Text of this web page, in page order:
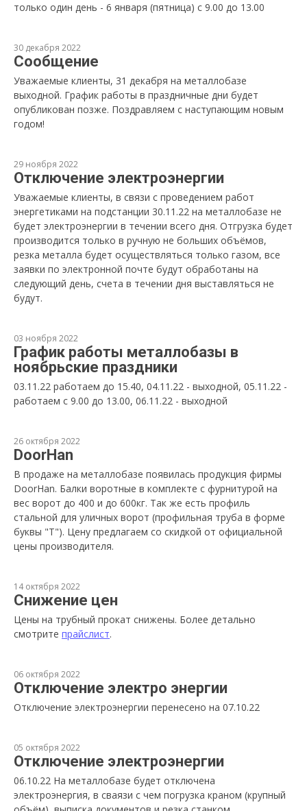
только один день - 6 января (пятница) с 9.00 до 13.00
30 декабря 2022
Сообщение
Уважаемые клиенты, 31 декабря на металлобазе
выходной. График работы в праздничные дни будет
опубликован позже. Поздравляем с наступающим новым
годом!
29 ноября 2022
Отключение электроэнергии
Уважаемые клиенты, в связи с проведением работ
энергетиками на подстанции 30.11.22 на металлобазе не
будет электроэнергии в течении всего дня. Отгрузка будет
производится только в ручную не больших объёмов,
резка металла будет осуществляться только газом, все
заявки по электронной почте будут обработаны на
следующий день, счета в течении дня выставляться не
будут.
03 ноября 2022
График работы металлобазы в
ноябрьские праздники
03.11.22 работаем до 15.40, 04.11.22 - выходной, 05.11.22 -
работаем с 9.00 до 13.00, 06.11.22 - выходной
26 октября 2022
DoorHan
В продаже на металлобазе появилась продукция фирмы
DoorHan. Балки воротные в комплекте с фурнитурой на
вес ворот до 400 и до 600кг. Так же есть профиль
стальной для уличных ворот (профильная труба в форме
буквы "Т"). Цену предлагаем со скидкой от официальной
цены производителя.
14 октября 2022
Снижение цен
Цены на трубный прокат снижены. Более детально
смотрите прайслист.
06 октября 2022
Отключение электро энергии
Отключение электроэнергии перенесено на 07.10.22
05 октября 2022
Отключение электроэнергии
06.10.22 На металлобазе будет отключена
электроэнергия, в сваязи с чем погрузка краном (крупный